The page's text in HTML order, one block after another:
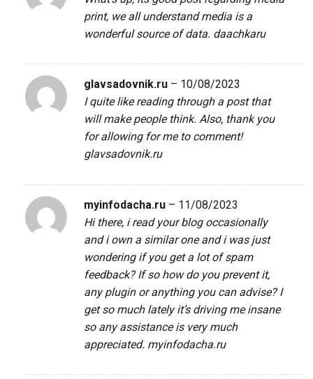
print, we all understand media is a
wonderful source of data. daachkaru
glavsadovnik.ru – 10/08/2023
I quite like reading through a post that
will make people think. Also, thank you
for allowing for me to comment!
glavsadovnik.ru
myinfodacha.ru – 11/08/2023
Hi there, i read your blog occasionally
and i own a similar one and i was just
wondering if you get a lot of spam
feedback? If so how do you prevent it,
any plugin or anything you can advise? I
get so much lately it’s driving me insane
so any assistance is very much
appreciated. myinfodacha.ru